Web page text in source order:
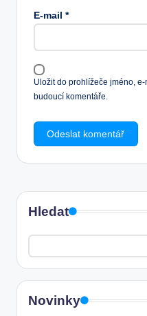
E-mail *
Uložit do prohlížeče jméno,
budoucí komentáře.
Hledat
Novinky